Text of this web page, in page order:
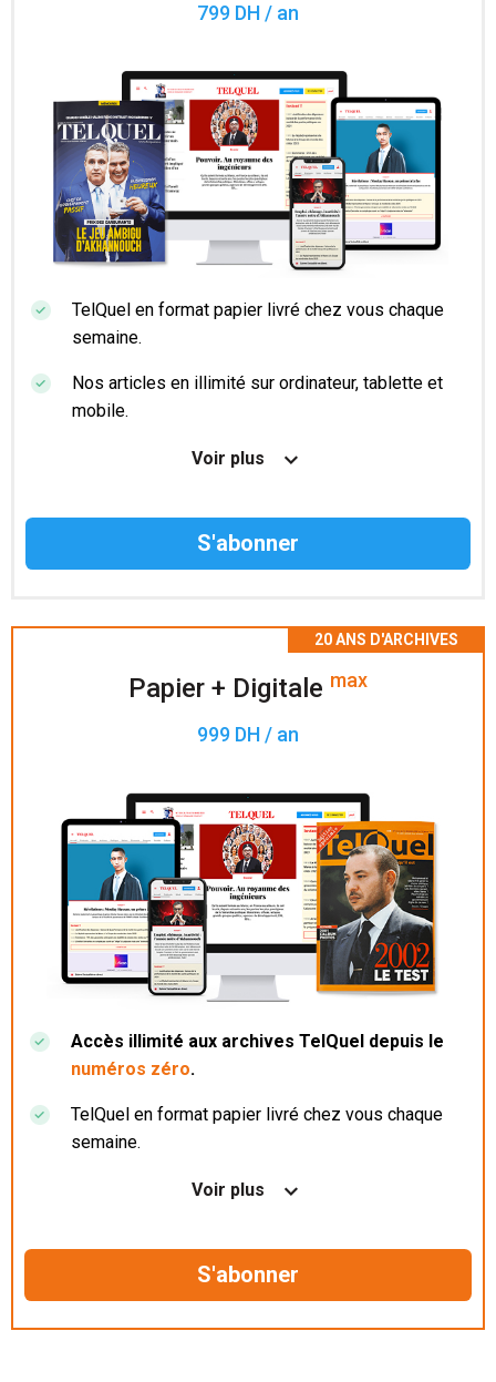
799 DH / an
TelQuel en format papier livré chez vous chaque
semaine.
Nos articles en illimité sur ordinateur, tablette et
mobile.
Le magazine TelQuel en numérique avant la sortie
Voir plus
Papier + Digitale max
999 DH / an
Accès illimité aux archives TelQuel depuis le
numéros zéro.
TelQuel en format papier livré chez vous chaque
semaine.
Nos articles en illimité sur ordinateur, tablette et
Le magazine TelQuel en numérique avant la sortie
Des informations confidentielles résérvées aux
Voir plus